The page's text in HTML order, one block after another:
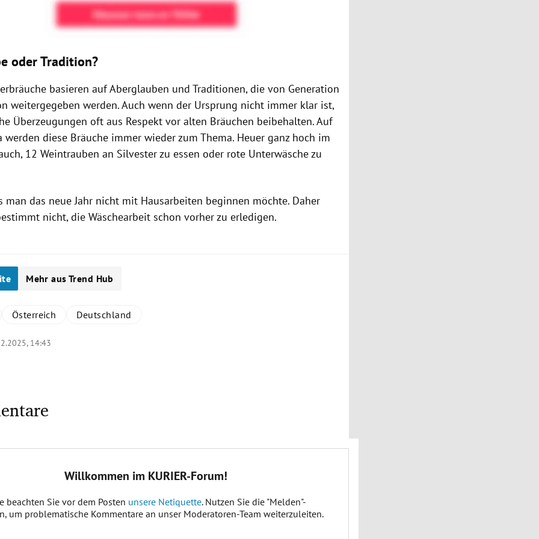
oder Tradition?
basieren auf Aberglauben und Traditionen, die von Generation
weitergegeben werden. Auch wenn der Ursprung nicht immer klar ist,
Überzeugungen oft aus Respekt vor alten Bräuchen beibehalten. Auf
werden diese Bräuche immer wieder zum Thema. Heuer ganz hoch im
12 Weintrauben an Silvester zu essen oder rote Unterwäsche zu
man das neue Jahr nicht mit Hausarbeiten beginnen möchte. Daher
nicht, die Wäschearbeit schon vorher zu erledigen.
Mehr aus Trend Hub
Österreich Deutschland
14:43